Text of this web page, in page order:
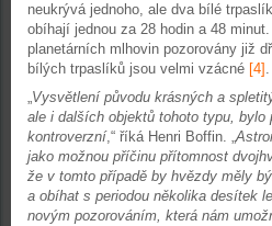
neukrývá jednoho, ale dva bílé
obíhají jednou za 28 hodin a 48
planetárních mlhovin pozorovány již
bílých trpaslíků jsou velmi vzácné [4] .
„Vysvětlení původu krásných a
ale i dalších objektů tohoto typu, bylo
kontroverzní,“ říká Henri Boffin. „
jako možnou příčinu přítomnost
že v tomto případě by hvězdy měly
a obíhat s periodou několika desítek
novým pozorováním, která nám